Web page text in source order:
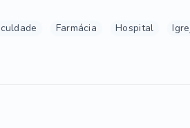
Farmácia Hospital